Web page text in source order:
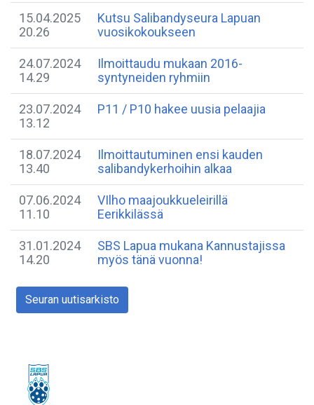
15.04.2025
20.26
Kutsu Salibandyseura Lapuan
vuosikokoukseen
24.07.2024
14.29
Ilmoittaudu mukaan 2016-
syntyneiden ryhmiin
23.07.2024
13.12
P11 / P10 hakee uusia pelaajia
18.07.2024
13.40
Ilmoittautuminen ensi kauden
salibandykerhoihin alkaa
07.06.2024
11.10
VIlho maajoukkueleirillä
Eerikkilässä
31.01.2024
14.20
SBS Lapua mukana Kannustajissa
myös tänä vuonna!
Seuran uutisarkisto